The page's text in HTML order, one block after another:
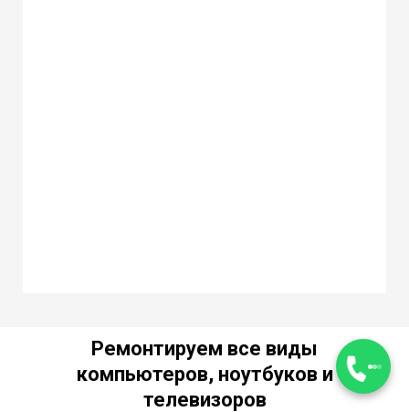
Ремонтируем все виды
компьютеров, ноутбуков и
телевизоров